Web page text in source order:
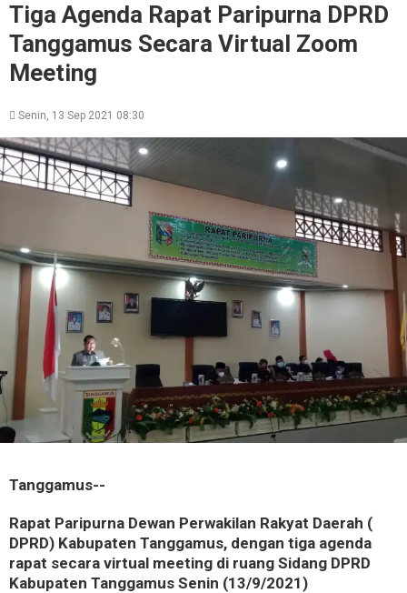
Tiga Agenda Rapat Paripurna DPRD
Tanggamus Secara Virtual Zoom
Meeting
Senin, 13 Sep 2021 08:30
Tanggamus--
Rapat Paripurna Dewan Perwakilan Rakyat Daerah (
DPRD) Kabupaten Tanggamus, dengan tiga agenda
rapat secara virtual meeting di ruang Sidang DPRD
Kabupaten Tanggamus Senin (13/9/2021)